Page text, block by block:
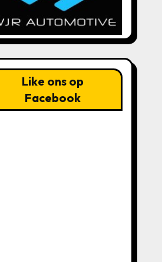
Like ons op
Facebook